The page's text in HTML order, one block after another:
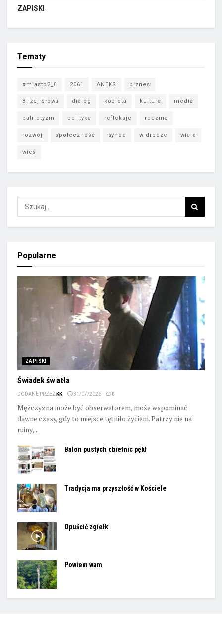
ZAPISKI
Tematy
#miasto2_0 2061 ANEKS biznes
Bliżej Słowa dialog kobieta kultura media
patriotyzm polityka refleksje rodzina
rozwój społeczność synod w drodze wiara
wieś
Popularne
ZAPISKI
Świadek światła
DODANE PRZEZ KK 31/07/2026 0
Mężczyzna może być obserwatorem, może wspominać
dawne czasy, gdy to miejsce tętniło życiem. Patrzy nie na
ruiny,...
Balon pustych obietnic pękł
Tradycja ma przyszłość w Kościele
Opuścić zgiełk
Powiem wam